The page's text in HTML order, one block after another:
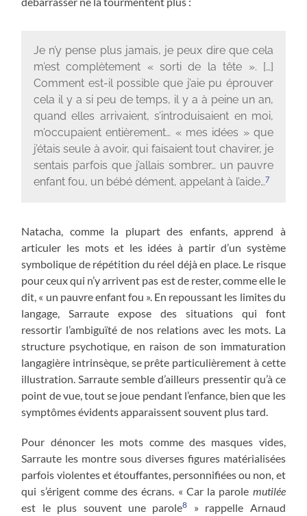
Je n’y pense plus jamais, je peux dire que cela
m’est complètement « sorti de la tête ». […]
Comment est-il possible que j’aie pu éprouver
cela il y a si peu de temps, il y a à peine un an,
quand elles arrivaient, s’introduisaient en moi,
m’occupaient entièrement… « mes idées » que
j’étais seule à avoir, qui faisaient tout chavirer, je
sentais parfois que j’allais sombrer… un pauvre
enfant fou, un bébé dément, appelant à l’aide…7
Natacha, comme la plupart des enfants, apprend à
articuler les mots et les idées à partir d’un système
symbolique de répétition du réel déjà en place. Le risque
pour ceux qui n’y arrivent pas est de rester, comme elle le
dit, « un pauvre enfant fou ». En repoussant les limites du
langage, Sarraute expose des situations qui font
ressortir l’ambiguïté de nos relations avec les mots. La
structure psychotique, en raison de son immaturation
langagière intrinsèque, se prête particulièrement à cette
illustration. Sarraute semble d’ailleurs pressentir qu’à ce
point de vue, tout se joue pendant l’enfance, bien que les
symptômes évidents apparaissent souvent plus tard.
Pour dénoncer les mots comme des masques vides,
Sarraute les montre sous diverses figures matérialisées
parfois violentes et étouffantes, personnifiées ou non, et
qui s’érigent comme des écrans. « Car la parole mutilée
est le plus souvent une parole8
» rappelle Arnaud